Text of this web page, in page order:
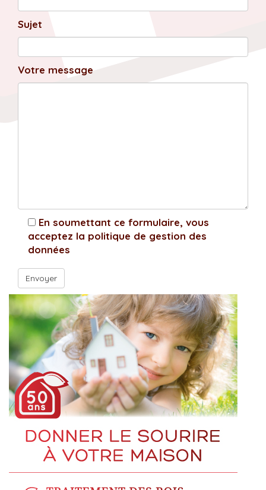
Sujet
Votre message
En soumettant ce formulaire, vous
acceptez la politique de gestion des
données